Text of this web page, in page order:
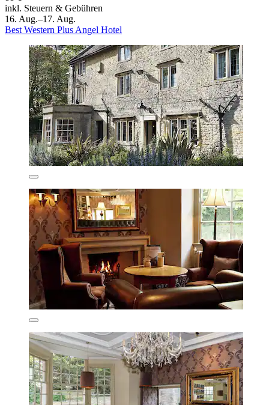
inkl. Steuern & Gebühren
16. Aug.–17. Aug.
Best Western Plus Angel Hotel